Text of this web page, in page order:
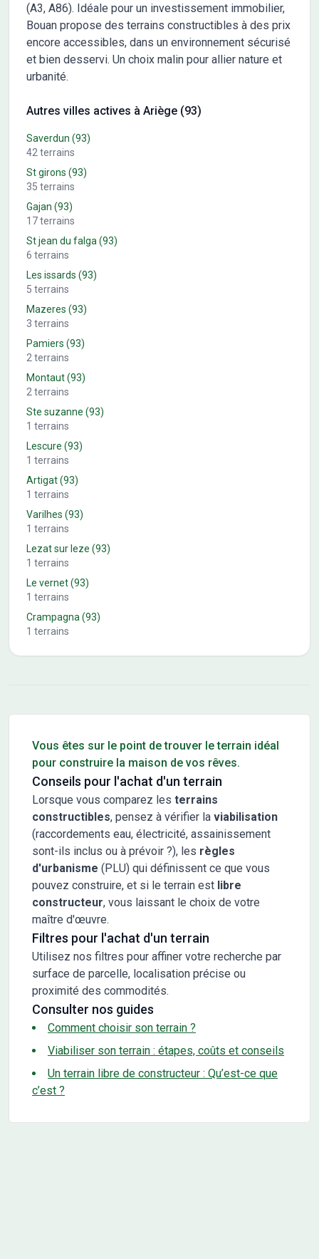
(A3, A86). Idéale pour un investissement immobilier,
Bouan propose des terrains constructibles à des prix
encore accessibles, dans un environnement sécurisé
et bien desservi. Un choix malin pour allier nature et
urbanité.
Autres villes actives à Ariège (93)
Saverdun (93)
42terrains
St girons (93)
35 terrains
Gajan (93)
17terrains
St jean du falga(93)
6 terrains
Les issards (93)
5 terrains
Mazeres (93)
3 terrains
Pamiers (93)
2terrains
Montaut(93)
2terrains
Ste suzanne (93)
1 terrains
Lescure (93)
1 terrains
Artigat(93)
1 terrains
Varilhes (93)
1 terrains
Lezat sur leze (93)
1 terrains
Le vernet(93)
1 terrains
Crampagna(93)
1 terrains
Vous êtes sur le point de trouver le terrain idéal
pour construire la maison de vos rêves.
Conseils pour l'achat d'un terrain
Lorsque vous comparez les terrains
constructibles, pensez à vérifier la viabilisation
(raccordements eau, électricité, assainissement
sont-ils inclus ou à prévoir ?), les règles
d'urbanisme (PLU) qui définissent ce que vous
pouvez construire, et si le terrain est libre
constructeur, vous laissant le choix de votre
maître d'œuvre.
Filtres pour l'achat d'un terrain
Utilisez nos filtres pour affiner votre recherche par
surface de parcelle, localisation précise ou
proximité des commodités.
Consulter nos guides
Comment choisir son terrain ?
Viabiliser son terrain : étapes, coûts et conseils
Un terrain libre de constructeur : Qu’est-ce que
c’est ?